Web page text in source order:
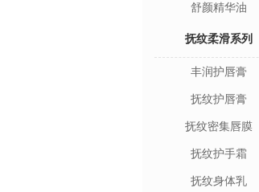
舒颜精华油
抚纹柔滑系列
丰润护唇膏
抚纹护唇膏
抚纹密集唇膜
抚纹护手霜
抚纹身体乳